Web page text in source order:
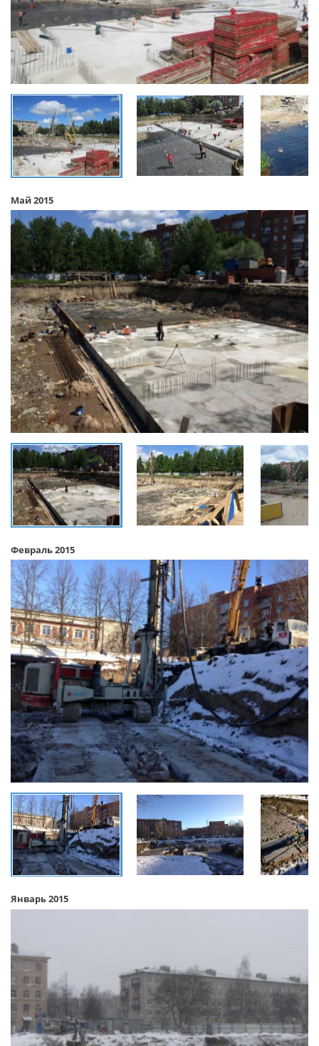
Май 2015
Февраль 2015
Январь 2015